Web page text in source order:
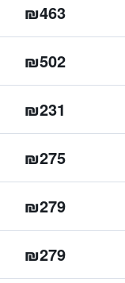
₪463
₪502
₪231
₪275
₪279
₪279